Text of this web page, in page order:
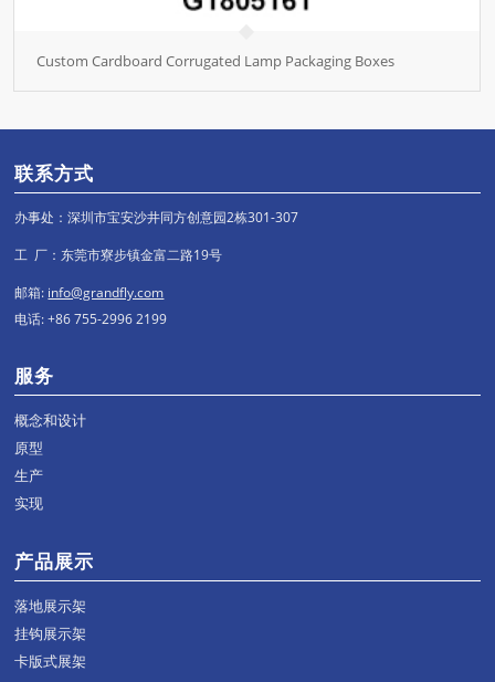
Custom Cardboard Corrugated Lamp Packaging Boxes
联系方式
办事处：深圳市宝安沙井同方创意园2栋301-307
工 厂：东莞市寮步镇金富二路19号
邮箱: info@grandfly.com
电话: +86 755-2996 2199
服务
概念和设计
原型
生产
实现
产品展示
落地展示架
挂钩展示架
卡版式展架